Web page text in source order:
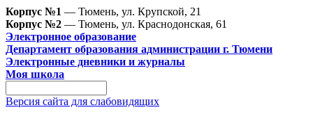
Корпус №1 — Тюмень, ул. Крупской, 21
Корпус №2 — Тюмень, ул. Краснодонская, 61
Электронное образование
Департамент образования администрации г. Тюмени
Электронные дневники и журналы
Моя школа
Версия сайта для слабовидящих